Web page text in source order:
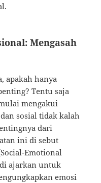
Mengasah
apakah hanya
Tentu saja
mengakui
sosial tidak kalah
dari
ini di sebut
Emotional
ajarkan untuk
emosi